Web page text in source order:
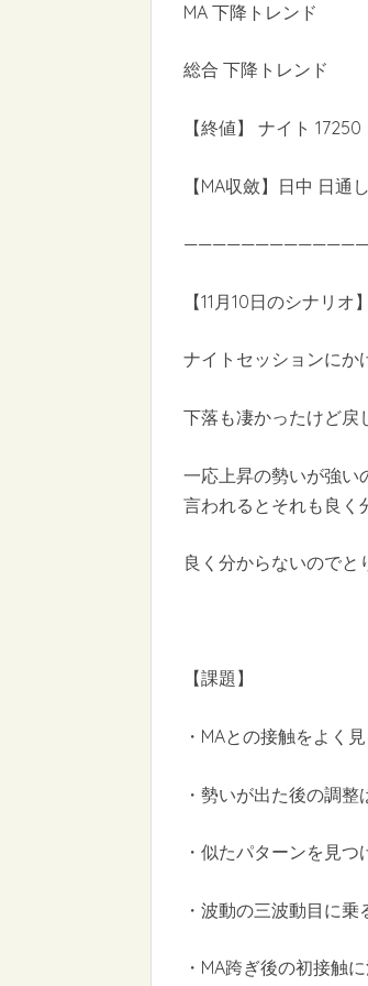
MA 下降トレンド
総合 下降トレンド
【終値】 ナイト 17250
【MA収斂】日中 日通し
【11月10日のシナリオ】
ナイトセッションにか
下落も凄かったけど戻
一応上昇の勢いが強い
言われるとそれも良く
良く分からないのでと
【課題】
・MAとの接触をよく
・勢いが出た後の調整
・似たパターンを見
・波動の三波動目に
・MA跨ぎ後の初接触